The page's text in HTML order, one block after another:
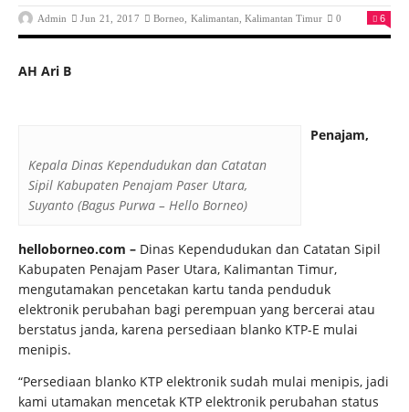
Admin Jun 21, 2017 Borneo Kalimantan ,Kalimantan Timur 0 6
AH Ari B
Kepala Dinas Kependudukan dan Catatan
Sipil Kabupaten Penajam Paser Utara,
Suyanto (Bagus Purwa – Hello Borneo)
Penajam,
helloborneo.com – Dinas Kependudukan dan Catatan Sipil
Kabupaten Penajam Paser Utara, Kalimantan Timur,
mengutamakan pencetakan kartu tanda penduduk
elektronik perubahan bagi perempuan yang bercerai atau
berstatus janda, karena persediaan blanko KTP-E mulai
menipis.
“Persediaan blanko KTP elektronik sudah mulai menipis, jadi
kami utamakan mencetak KTP elektronik perubahan status